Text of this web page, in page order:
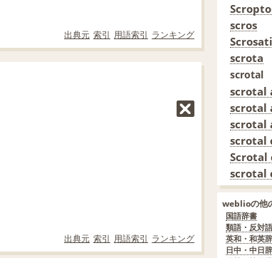
出典元 索引 用語索引 ランキング
出典元 索引 用語索引 ランキング
scros
Scrosati
scrota
scrotal
scrotal
scrotal
scrotal
scrotal
Scrotal
scrotal
weblioの他
国語辞書
類語・反対
英和・和英
日中・中日